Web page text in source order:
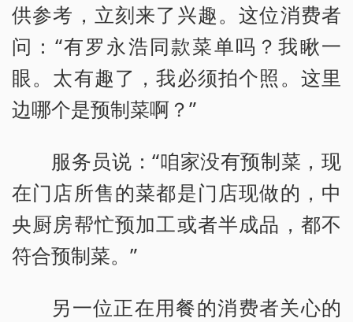
供参考，立刻来了兴趣。这位消费者
问：“有罗永浩同款菜单吗？我瞅一
眼。太有趣了，我必须拍个照。这里
边哪个是预制菜啊？”
服务员说：“咱家没有预制菜，现
在门店所售的菜都是门店现做的，中
央厨房帮忙预加工或者半成品，都不
符合预制菜。”
另一位正在用餐的消费者关心的